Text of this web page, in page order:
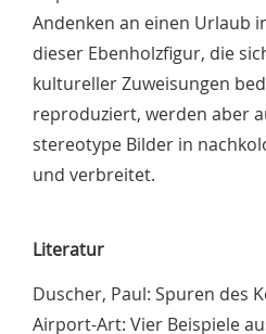
Andenken an einen Urlaub
dieser Ebenholzfigur, die
kultureller Zuweisungen
reproduziert, werden aber
stereotype Bilder in
und verbreitet.
Literatur
Duscher, Paul: Spuren des
Airport-Art: Vier Beispiele